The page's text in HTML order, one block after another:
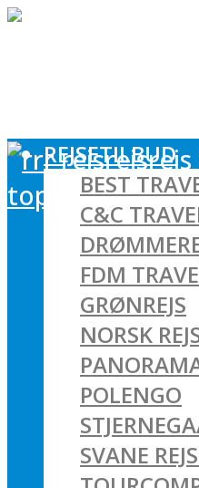
REJSETILBUD
BEST
C&C
FDM
GRØNREJS
NORSK
POLENGO
SVANE